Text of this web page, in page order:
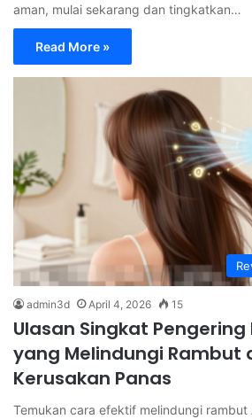
aman, mulai sekarang dan tingkatkan…
Read More »
admin3d April 4, 2026 15
Ulasan Singkat
yang Melindungi Rambut
Kerusakan Panas
Temukan cara efektif melindungi rambut